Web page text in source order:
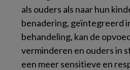
als ouders als naar hun
benadering, geïntegreerd
behandeling, kan de
verminderen en ouders in
een meer sensitieve en